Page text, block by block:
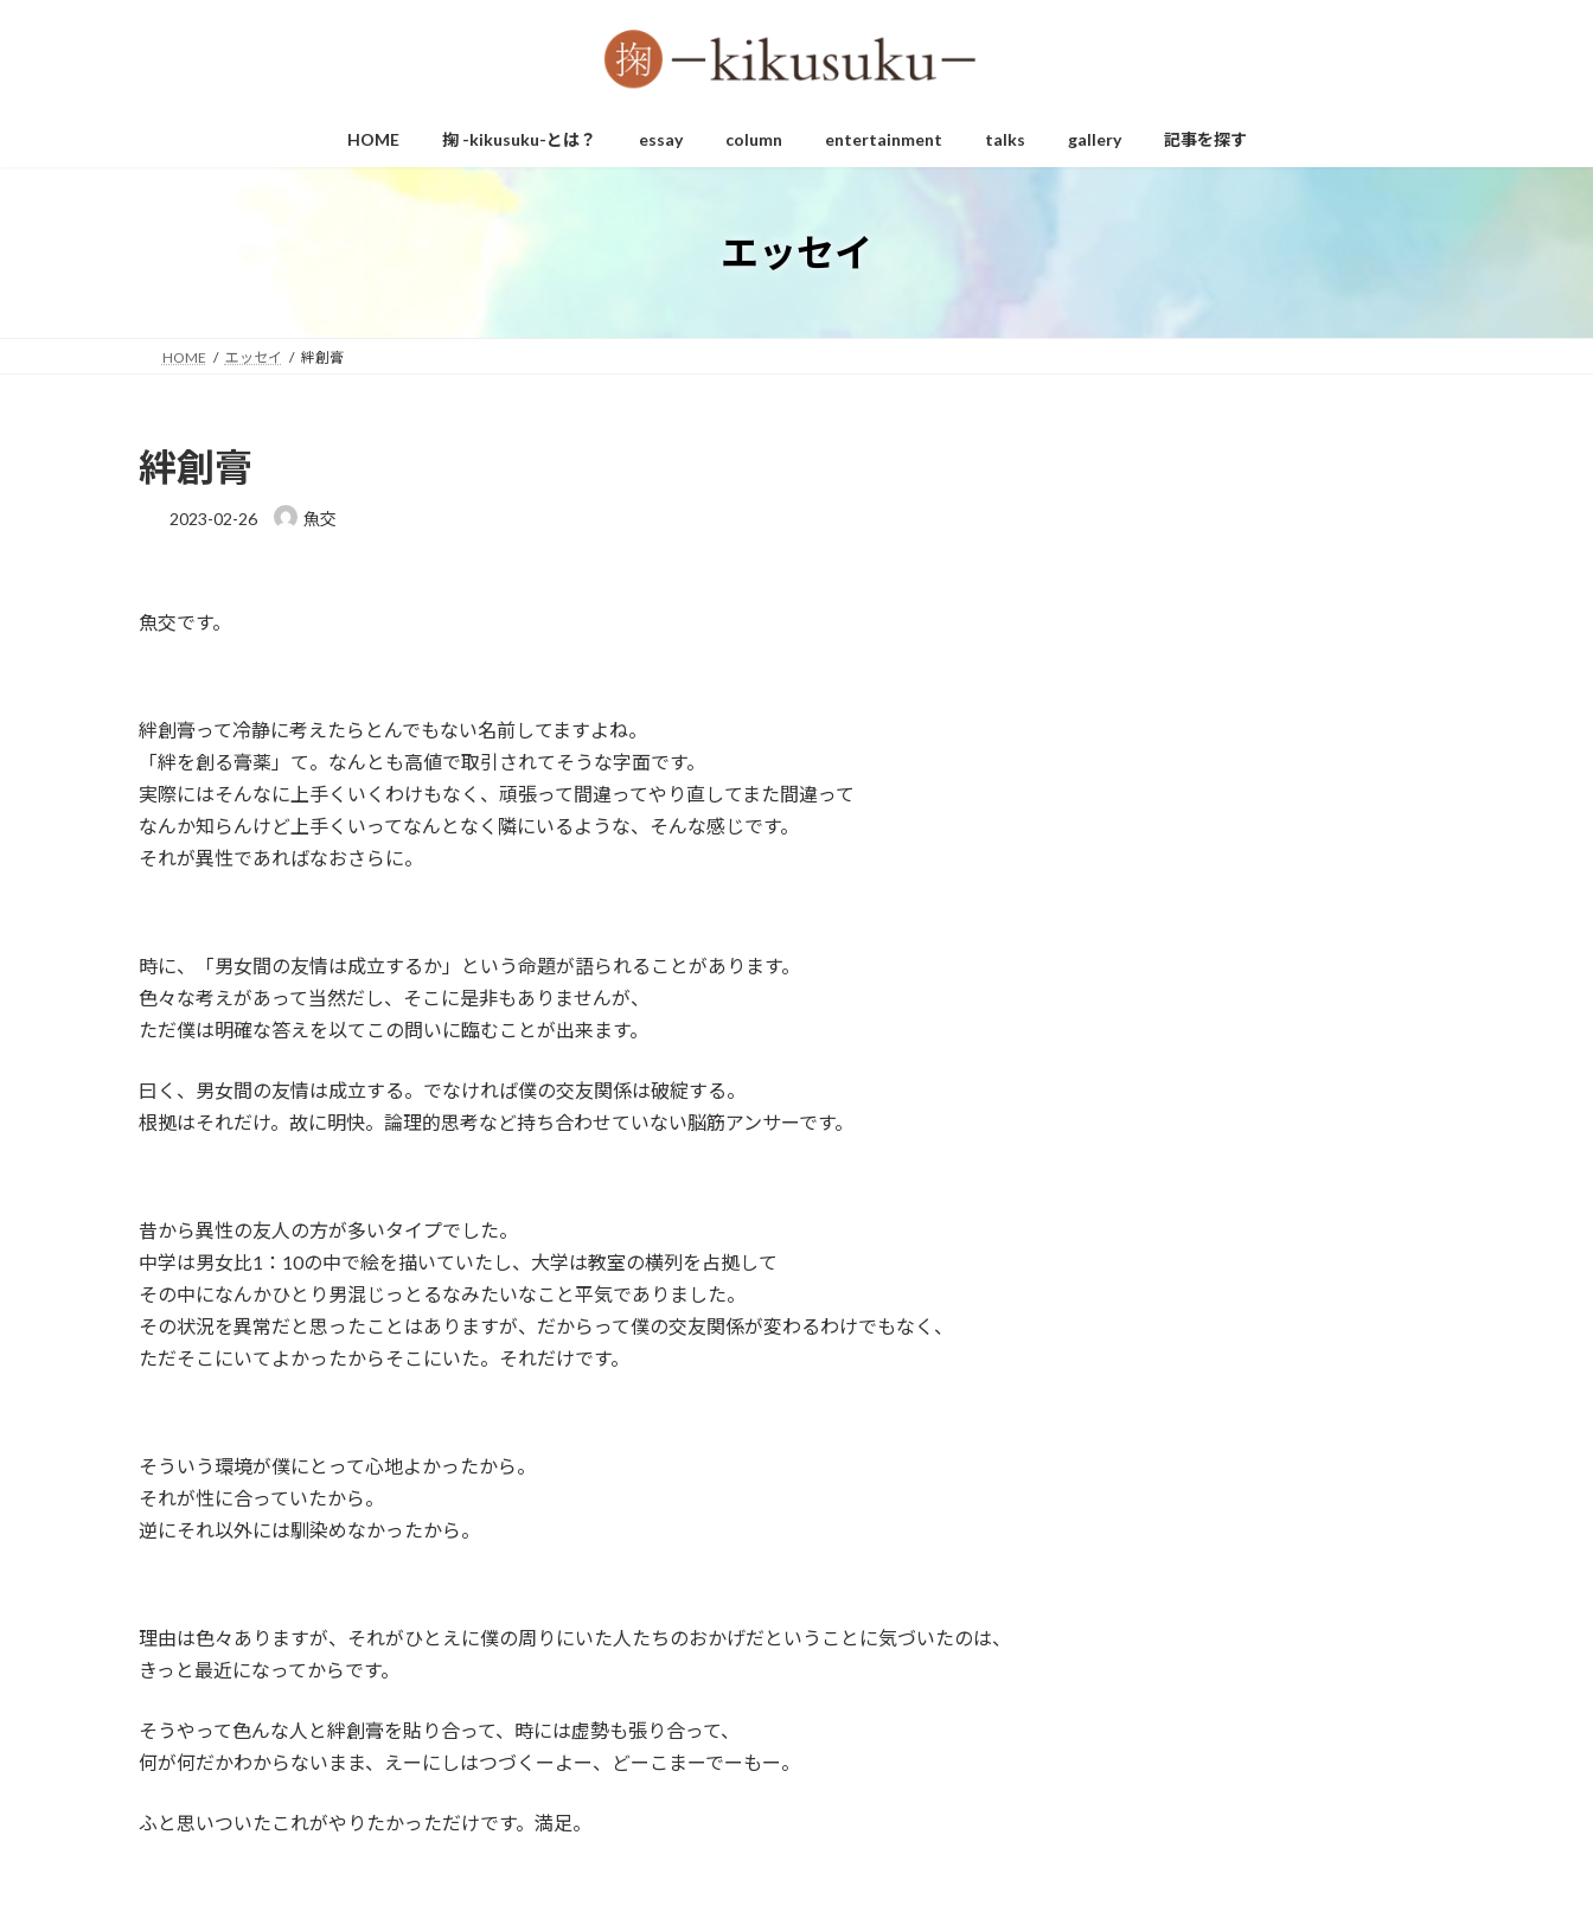
HOME 掬 -kikusuku-とは？ essay column entertainment talks gallery 記事を探す
エッセイ
HOME エッセイ 絆創膏
絆創膏
2023-02-26 魚交
魚交です。
絆創膏って冷静に考えたらとんでもない名前してますよね。
「絆を創る膏薬」て。なんとも高値で取引されてそうな字面です。
実際にはそんなに上手くいくわけもなく、頑張って間違ってやり直してまた間違って
なんか知らんけど上手くいってなんとなく隣にいるような、そんな感じです。
それが異性であればなおさらに。
時に、「男女間の友情は成立するか」という命題が語られることがあります。
色々な考えがあって当然だし、そこに是非もありませんが、
ただ僕は明確な答えを以てこの問いに臨むことが出来ます。
曰く、男女間の友情は成立する。でなければ僕の交友関係は破綻する。
根拠はそれだけ。故に明快。論理的思考など持ち合わせていない脳筋アンサーです。
昔から異性の友人の方が多いタイプでした。
中学は男女比1：10の中で絵を描いていたし、大学は教室の横列を占拠して
その中になんかひとり男混じっとるなみたいなこと平気でありました。
その状況を異常だと思ったことはありますが、だからって僕の交友関係が変わるわけでもなく、
ただそこにいてよかったからそこにいた。それだけです。
そういう環境が僕にとって心地よかったから。
それが性に合っていたから。
逆にそれ以外には馴染めなかったから。
理由は色々ありますが、それがひとえに僕の周りにいた人たちのおかげだということに気づいたのは、
きっと最近になってからです。
そうやって色んな人と絆創膏を貼り合って、時には虚勢も張り合って、
何が何だかわからないまま、えーにしはつづくーよー、どーこまーでーもー。
ふと思いついたこれがやりたかっただけです。満足。